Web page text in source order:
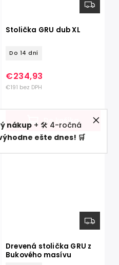
nákup+ 🛠️ 4-ročná
ešte dnes! 🛒
Stolička GRU dub XL
Do 14 dní
€191 bez DPH
€234,93
Do košíka
Drevená stolička GRU z
Bukového masívu